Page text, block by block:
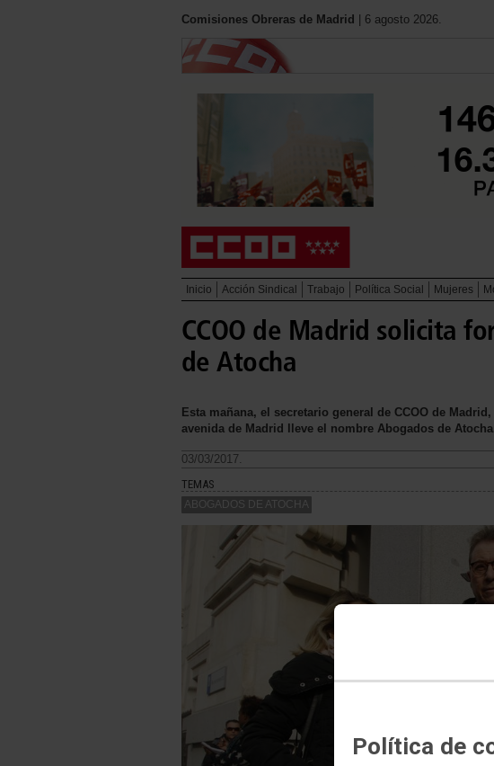
Política de
Comisiones Obreras de Madrid | 6 agosto 2026.
Inicio Acción Sindical Trabajo Política Social Mujeres
CCOO de Madrid solicita
de Atocha
Esta mañana, el secretario general de CCOO de
avenida de Madrid lleve el nombre Abogados de
03/03/2017.
TEMAS
ABOGADOS DE ATOCHA